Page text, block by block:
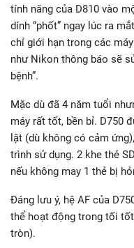
tính năng của D810 vào
dính “phốt” ngay lúc ra
chỉ giới hạn trong các
như Nikon thông báo sẽ
bệnh”.
Mặc dù đã 4 năm tuổi
máy rất tốt, bền bỉ. D750
lật (dù không có cảm
trình sử dụng. 2 khe thẻ
nếu không may 1 thẻ bị
Đáng lưu ý, hệ AF của
thể hoạt động trong tối
tròn).